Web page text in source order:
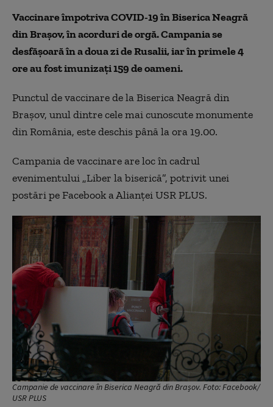
Vaccinare împotriva COVID-19 în Biserica Neagră
din Brașov, în acorduri de orgă. Campania se
desfășoară în a doua zi de Rusalii, iar în primele 4
ore au fost imunizați 159 de oameni.
Punctul de vaccinare de la Biserica Neagră din
Brașov, unul dintre cele mai cunoscute monumente
din România, este deschis până la ora 19.00.
Campania de vaccinare are locîn cadrul
evenimentului „Liber la biserică”, potrivit unei
postări pe Facebook a Alianței USR PLUS.
Campanie de vaccinare în Biserica Neagră din Brașov. Foto: Facebook/
USR PLUS